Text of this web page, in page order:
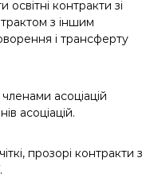
контракти зі
з іншим
і трансферту
асоціацій
асоціацій.
прозорі контракти з